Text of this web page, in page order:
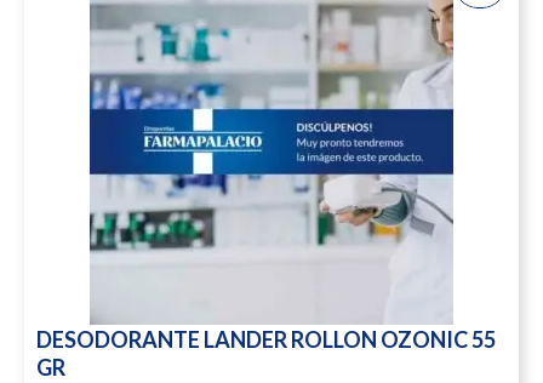
DESODORANTE LANDER ROLLON OZONIC 55
GR